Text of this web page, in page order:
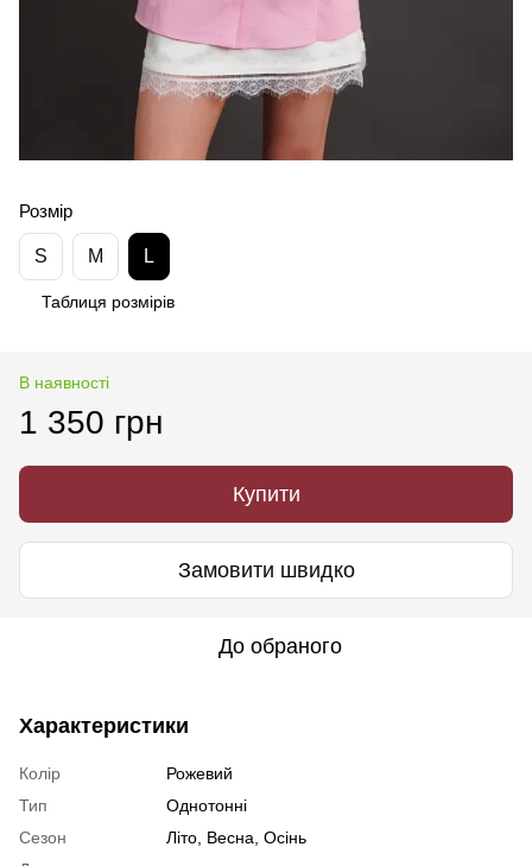
Розмір
S M L
Таблиця розмірів
В наявності
1 350 грн
Купити
Замовити швидко
До обраного
Характеристики
Колір
Рожевий
Тип
Однотонні
Сезон
Літо, Весна, Осінь